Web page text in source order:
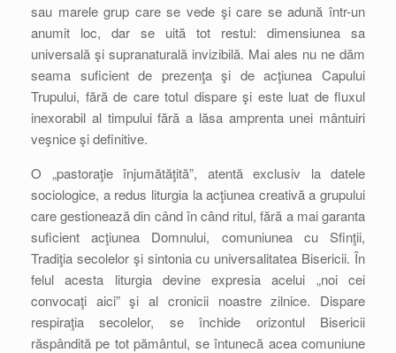
sau marele grup care se vede şi care se adună într-un
anumit loc, dar se uită tot restul: dimensiunea sa
universală şi supranaturală invizibilă. Mai ales nu ne dăm
seama suficient de prezenţa şi de acţiunea Capului
Trupului, fără de care totul dispare şi este luat de fluxul
inexorabil al timpului fără a lăsa amprenta unei mântuiri
veşnice şi definitive.
O „pastoraţie înjumătăţită”, atentă exclusiv la datele
sociologice, a redus liturgia la acţiunea creativă a grupului
care gestionează din când în când ritul, fără a mai garanta
suficient acţiunea Domnului, comuniunea cu Sfinţii,
Tradiţia secolelor şi sintonia cu universalitatea Bisericii. În
felul acesta liturgia devine expresia acelui „noi cei
convocaţi aici” şi al cronicii noastre zilnice. Dispare
respiraţia secolelor, se închide orizontul Bisericii
răspândită pe tot pământul, se întunecă acea comuniune